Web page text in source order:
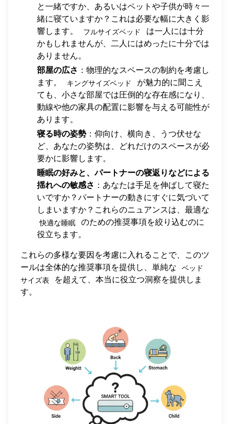
と一緒ですか、あるいはペットや子供が時々一
緒に寝ていますか？これは必要な幅に大きく影
響します。
フルサイズベッド
は一人には十分
かもしれませんが、二人にはめったに十分では
ありません。
部屋の広さ ：物理的なスペースの制約を考慮し
ます。
キングサイズベッド
が魅力的に聞こえ
ても、小さな部屋では圧倒的な存在感になり、
動線や他の家具の配置に影響を与える可能性が
あります。
寝る時の姿勢 ：仰向け、横向き、うつ伏せな
ど、あなたの姿勢は、どれだけのスペースが必
要かに影響します。
睡眠の好みと、パートナーの寝返りなどによる
揺れへの敏感さ ：あなたは手足を伸ばして寝た
いですか？パートナーの動きにすぐに気づいて
しまいますか？これらのニュアンスは、最適な
快適な睡眠
のための推奨事項を絞り込むのに
役立ちます。
これらの多様な要因を考慮に入れることで、このツ
ールは全体的な推奨事項を提供し、単純な
ベッド
サイズ表
を超えて、本当に役立つ洞察を提供しま
す。